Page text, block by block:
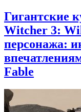
Гигантские
Witcher 3:
персонажа:
Fable